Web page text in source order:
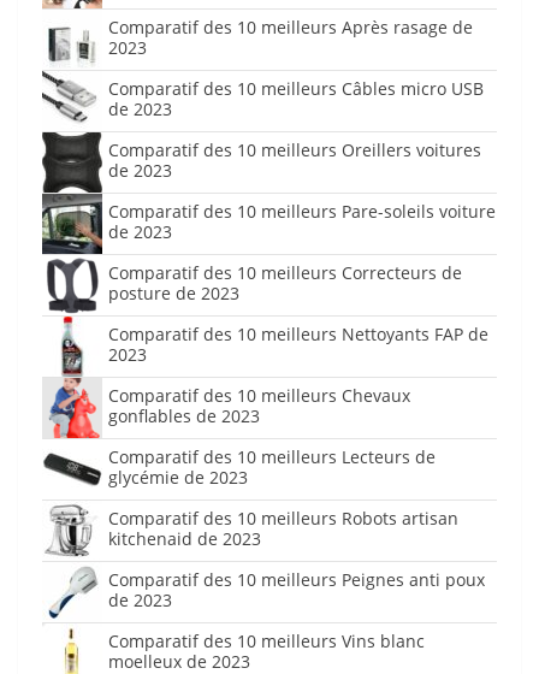
Comparatif des 10 meilleurs Après rasage de
2023
Comparatif des 10 meilleurs Câbles micro USB
de 2023
Comparatif des 10 meilleurs Oreillers voitures
de 2023
Comparatif des 10 meilleurs Pare-soleils voiture
de 2023
Comparatif des 10 meilleurs Correcteurs de
posture de 2023
Comparatif des 10 meilleurs Nettoyants FAP de
2023
Comparatif des 10 meilleurs Chevaux
gonflables de 2023
Comparatif des 10 meilleurs Lecteurs de
glycémie de 2023
Comparatif des 10 meilleurs Robots artisan
kitchenaid de 2023
Comparatif des 10 meilleurs Peignes anti poux
de 2023
Comparatif des 10 meilleurs Vins blanc
moelleux de 2023